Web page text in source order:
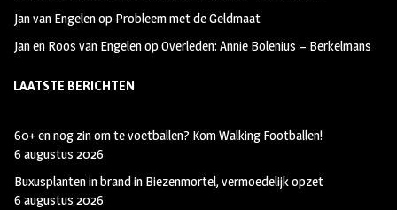
Jan van Engelenop Probleem met de Geldmaat
Jan en Roos van EngelenopOverleden: Annie Bolenius – Berkelmans
LAATSTE BERICHTEN
60+ en nog zin om te voetballen? Kom Walking Footballen!
6 augustus 2026
Buxusplanten in brand in Biezenmortel, vermoedelijk opzet
6 augustus 2026